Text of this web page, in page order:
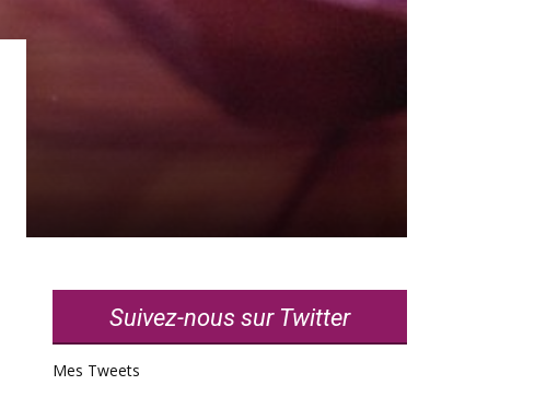
Suivez-nous sur Twitter
Mes Tweets